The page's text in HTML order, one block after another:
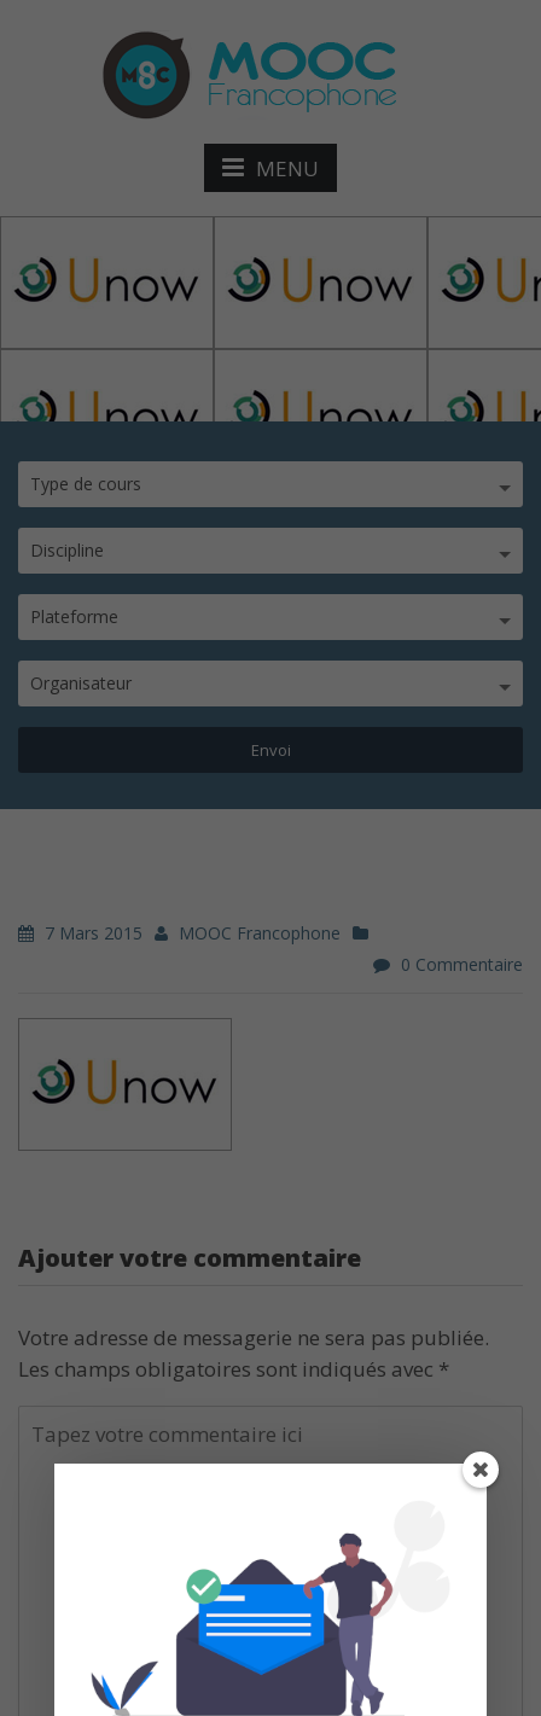
MENU
Type de cours
Discipline
Plateforme
Organisateur
7 Mars 2015
MOOC Francophone
0 Commentaire
Ajouter votre commentaire
Votre adresse de messagerie ne sera pas publiée.
Les champs obligatoires sont indiqués avec *